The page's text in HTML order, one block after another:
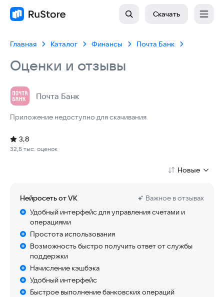
Скачать
Главная Каталог Финансы Почта Банк
Оценки и отзывы
Почта Банк
Приложение недоступно для скачивания
Рейтинг: 3,8, 32,5 тыс. оценок
Скачиваний: 7 млн +
Размер файла: 122.5 MB
Возрастное ограничение: 122.5 MB
32,5 тыс. оценок
3,8
Новые
Нейросеть от VK
Важное в отзывах
Удобный интерфейс для управления счетами и
операциями
Простота использования
Возможность быстро получить ответ от службы
поддержки
Начисление кэшбэка
Удобный интерфейс
Быстрое выполнение банковских операций